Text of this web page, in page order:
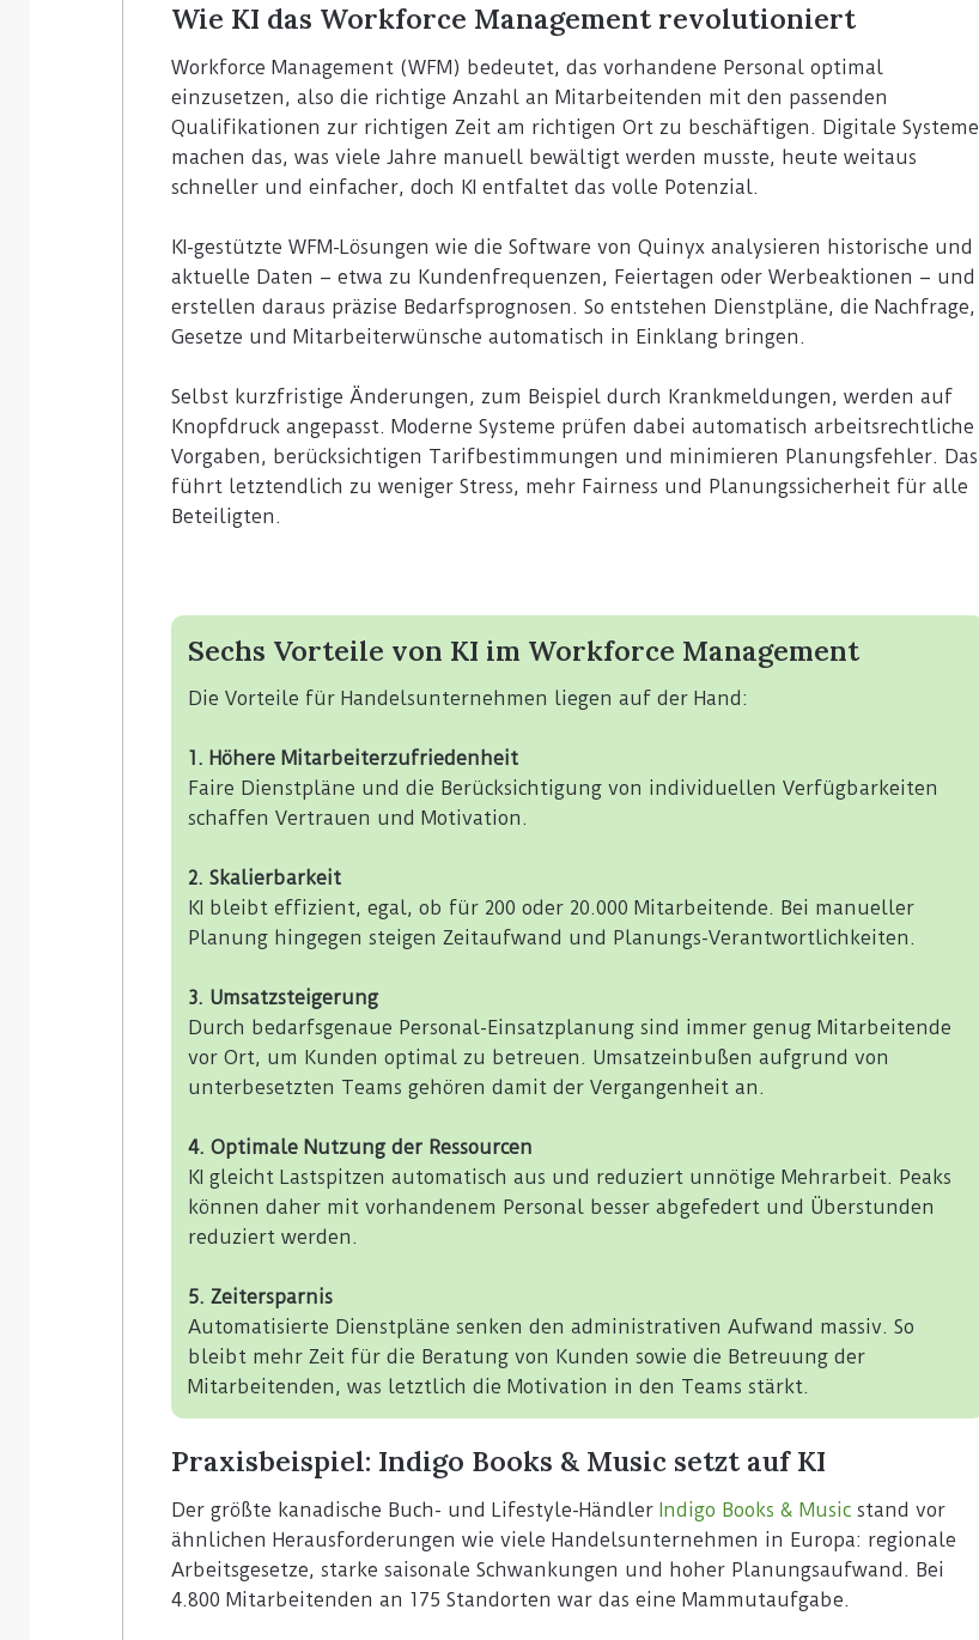
Wie KI das Workforce Management revolutioniert
Workforce Management (WFM) bedeutet, das vorhandene Personal optimal
einzusetzen, also die richtige Anzahl an Mitarbeitenden mit den passenden
Qualifikationen zur richtigen Zeit am richtigen Ort zu beschäftigen. Digitale Systeme
machen das, was viele Jahre manuell bewältigt werden musste, heute weitaus
schneller und einfacher, doch KI entfaltet das volle Potenzial.
KI-gestützte WFM-Lösungen wie die Software von Quinyx analysieren historische und
aktuelle Daten – etwa zu Kundenfrequenzen, Feiertagen oder Werbeaktionen – und
erstellen daraus präzise Bedarfsprognosen. So entstehen Dienstpläne, die Nachfrage,
Gesetze und Mitarbeiterwünsche automatisch in Einklang bringen.
Selbst kurzfristige Änderungen, zum Beispiel durch Krankmeldungen, werden auf
Knopfdruck angepasst. Moderne Systeme prüfen dabei automatisch arbeitsrechtliche
Vorgaben, berücksichtigen Tarifbestimmungen und minimieren Planungsfehler. Das
führt letztendlich zu weniger Stress, mehr Fairness und Planungssicherheit für alle
Beteiligten.
Sechs Vorteile von KI im Workforce Management
Die Vorteile für Handelsunternehmen liegen auf der Hand:
1. Höhere Mitarbeiterzufriedenheit
Faire Dienstpläne und die Berücksichtigung von individuellen Verfügbarkeiten
schaffen Vertrauen und Motivation.
2. Skalierbarkeit
KI bleibt effizient, egal, ob für 200 oder 20.000 Mitarbeitende. Bei manueller
Planung hingegen steigen Zeitaufwand und Planungs-Verantwortlichkeiten.
3. Umsatzsteigerung
Durch bedarfsgenaue Personal-Einsatzplanung sind immer genug Mitarbeitende
vor Ort, um Kunden optimal zu betreuen. Umsatzeinbußen aufgrund von
unterbesetzten Teams gehören damit der Vergangenheit an.
4. Optimale Nutzung der Ressourcen
KI gleicht Lastspitzen automatisch aus und reduziert unnötige Mehrarbeit. Peaks
können daher mit vorhandenem Personal besser abgefedert und Überstunden
reduziert werden.
5. Zeitersparnis
Automatisierte Dienstpläne senken den administrativen Aufwand massiv. So
bleibt mehr Zeit für die Beratung von Kunden sowie die Betreuung der
Mitarbeitenden, was letztlich die Motivation in den Teams stärkt.
Praxisbeispiel: Indigo Books & Music setzt auf KI
Der größte kanadische Buch- und Lifestyle-Händler Indigo Books & Music stand vor
ähnlichen Herausforderungen wie viele Handelsunternehmen in Europa: regionale
Arbeitsgesetze, starke saisonale Schwankungen und hoher Planungsaufwand. Bei
4.800 Mitarbeitenden an 175 Standorten war das eine Mammutaufgabe.